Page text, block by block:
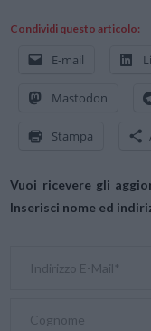
Condividi questo articolo:
E-mail
Mastodon
Stampa
Vuoi ricevere gli
Inserisci nome ed